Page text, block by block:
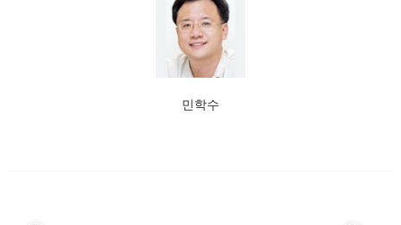
민학수